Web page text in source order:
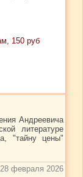
150 руб
Андреевича
литературе
"тайну цены"
28 февраля 2026